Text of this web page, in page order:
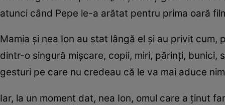
atunci când Pepe le-a arătat pentru prima oară
Mamia și nea Ion au stat lângă el și au privit
dintr-o singură mișcare, copii, miri, părinți,
gesturi pe care nu credeau că le va mai aduce
Iar, la un moment dat, nea Ion, omul care a ținut